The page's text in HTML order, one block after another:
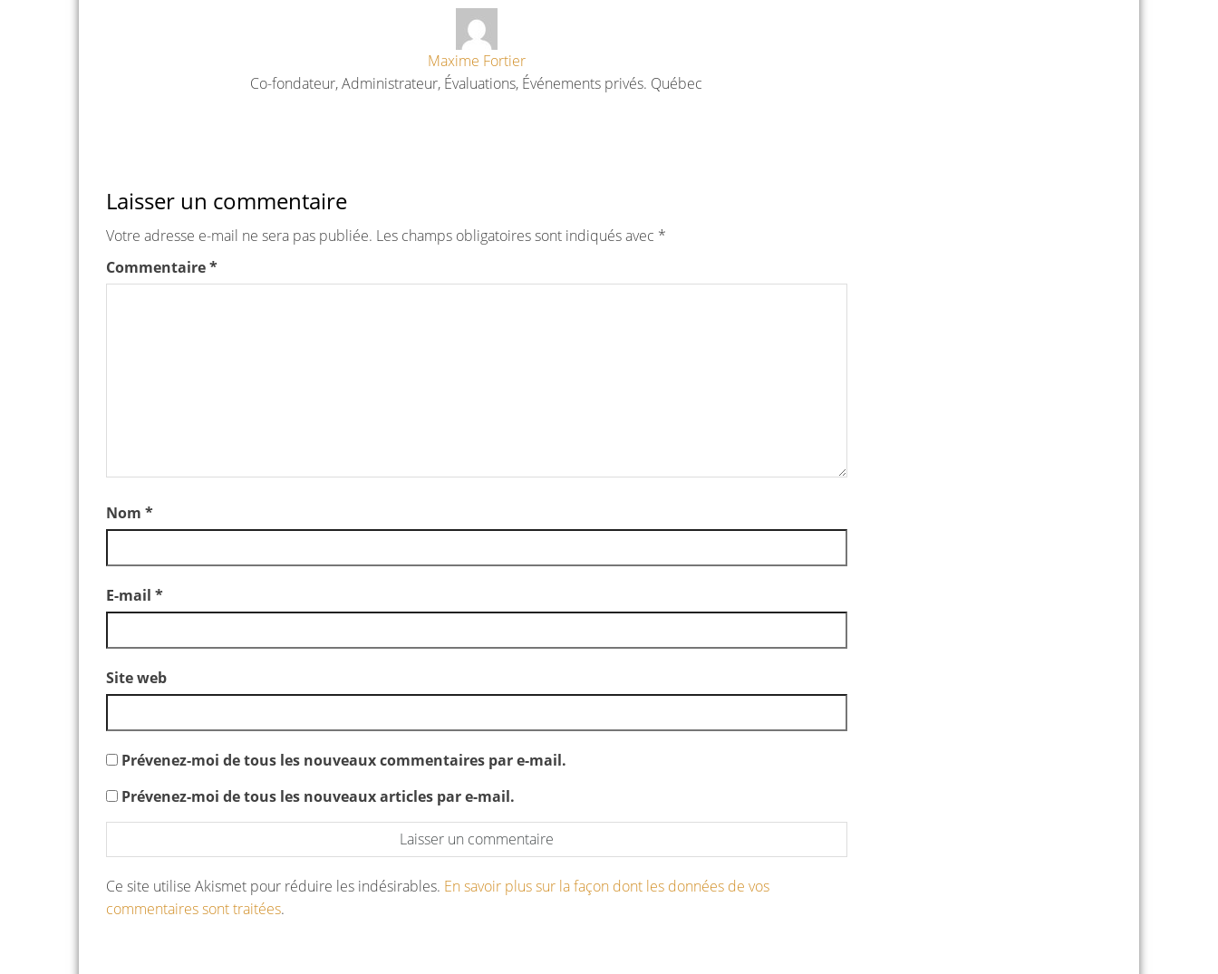
Maxime Fortier
Co-fondateur, Administrateur, Évaluations, Événements privés. Québec
Laisser un commentaire
Votre adresse e-mail ne sera pas publiée. Les champs obligatoires sont indiqués avec *
Commentaire*
Nom *
E-mail *
Site web
Prévenez-moi de tous les nouveaux commentaires par e-mail.
Prévenez-moi de tous les nouveaux articles par e-mail.
Ce site utilise Akismet pour réduire les indésirables. En savoir plus sur la façon dont les données de vos
commentaires sont traitées.